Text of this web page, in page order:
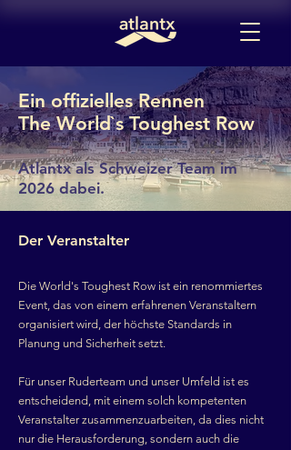
Ein offizielles Rennen
The World`s Toughest Row
Atlantx als Schweizer Team im
2026 dabei.
Der Veranstalter
Die World's Toughest Row ist ein renommiertes
Event, das von einem erfahrenen Veranstaltern
organisiert wird, der höchste Standards in
Planung und Sicherheit setzt.
Für unser Ruderteam und unser Umfeld ist es
entscheidend, mit einem solch kompetenten
Veranstalter zusammenzuarbeiten, da dies nicht
nur die Herausforderung, sondern auch die